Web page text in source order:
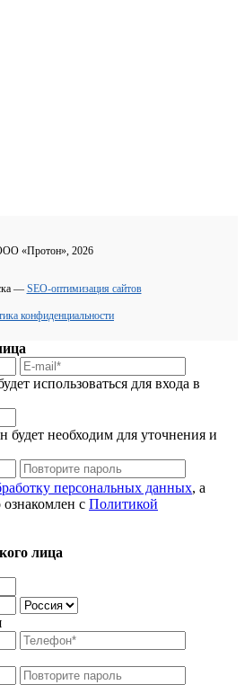
«Протон», 2026
— SEO-оптимизация сайтов
конфиденциальности
использоваться для входа в
необходим для уточнения и
персональных данных, а
с Политикой
лица